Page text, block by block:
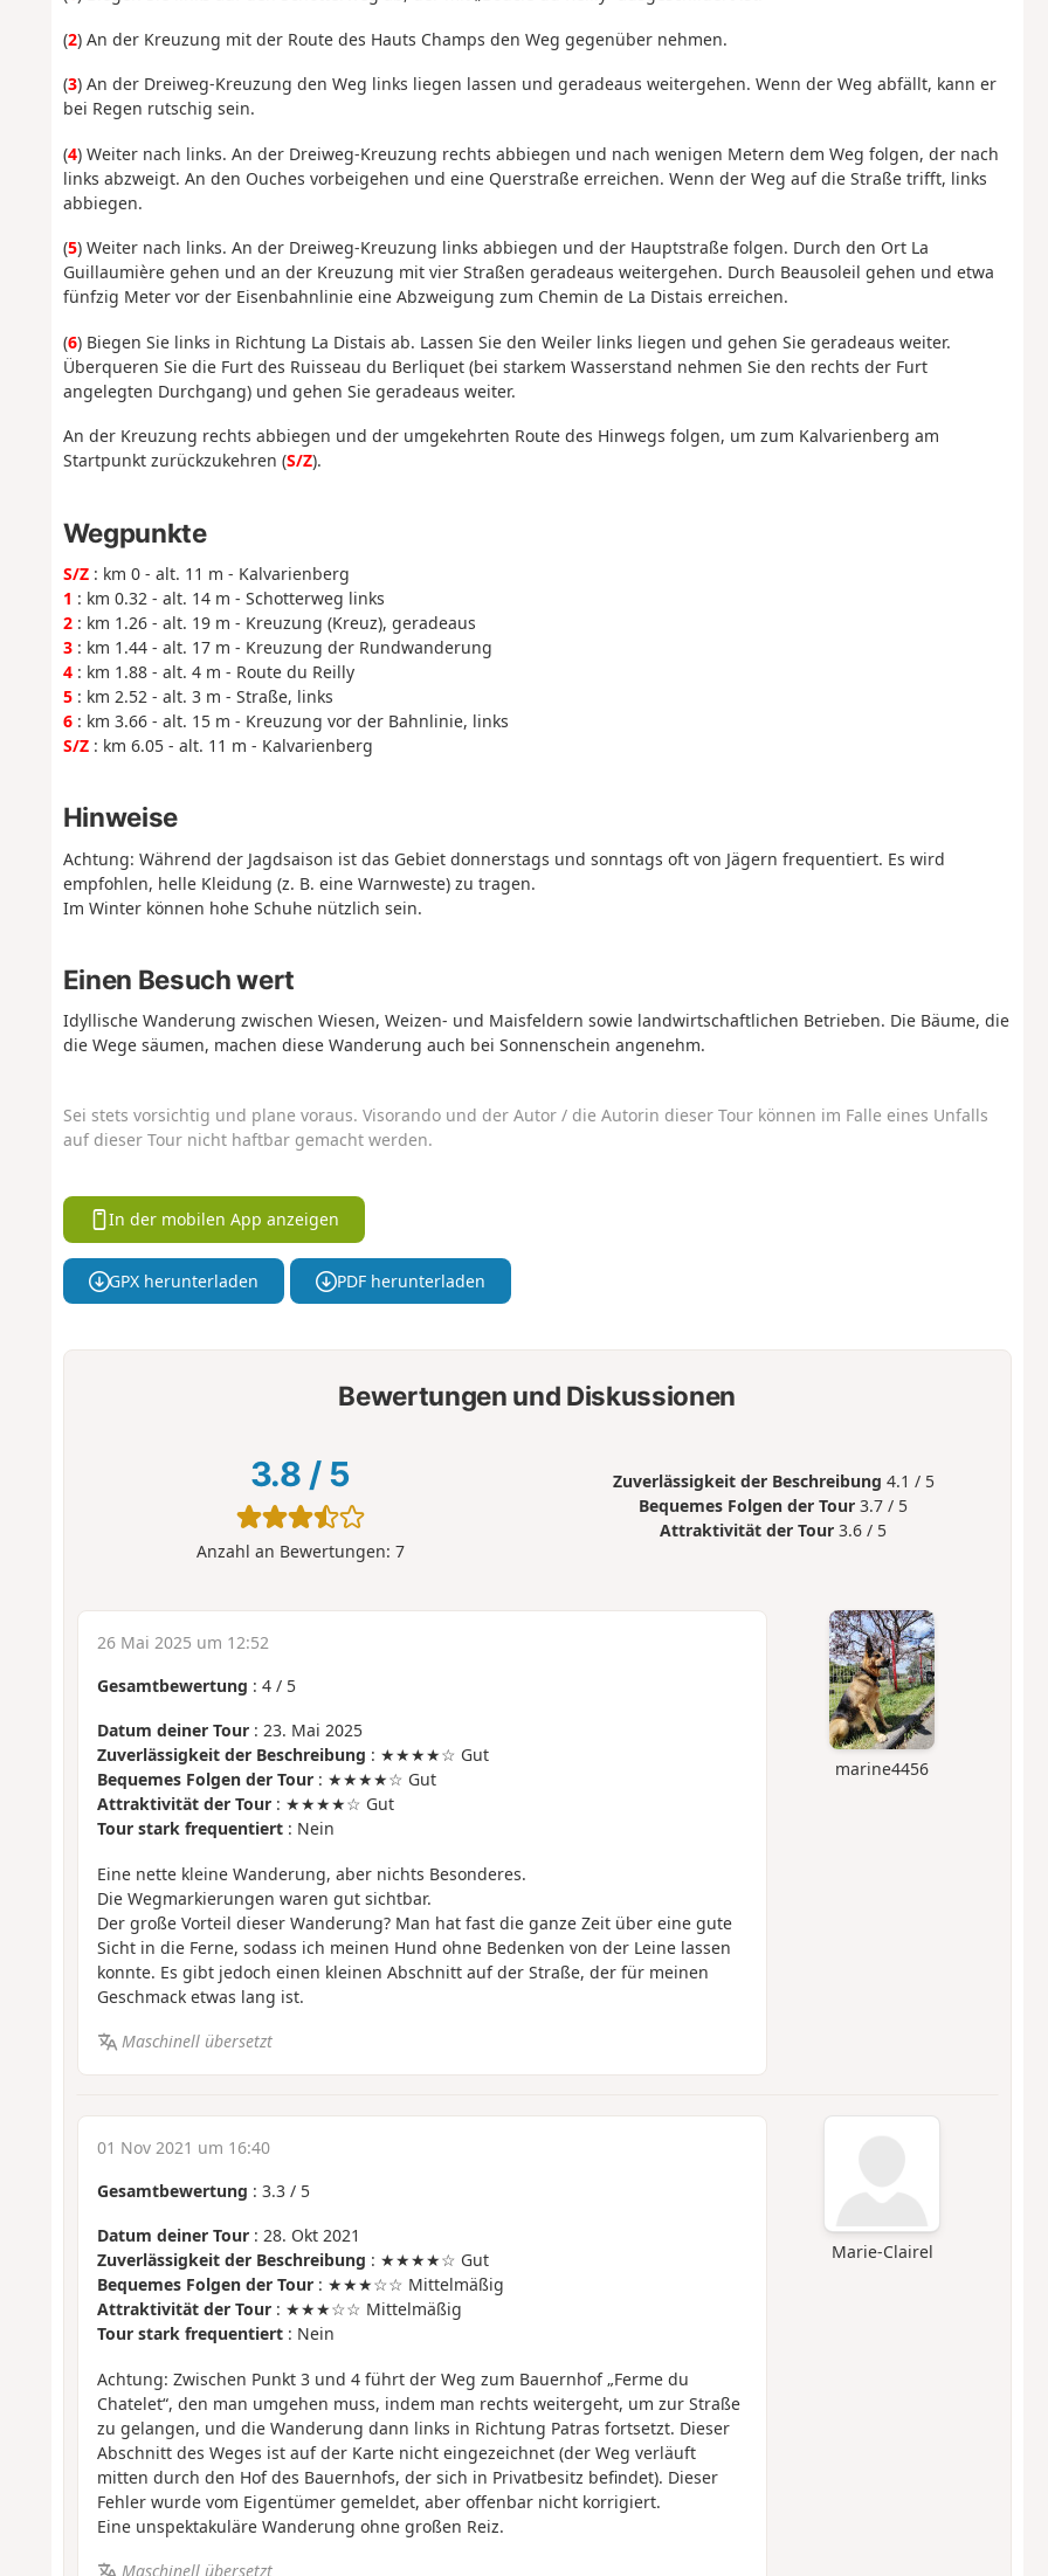
(2) An der Kreuzung mit der Route des Hauts Champs den Weg gegenüber nehmen.
(3) An der Dreiweg-Kreuzung den Weg links liegen lassen und geradeaus weitergehen. Wenn der Weg abfällt, kann er
bei Regen rutschig sein.
(4) Weiter nach links. An der Dreiweg-Kreuzung rechts abbiegen und nach wenigen Metern dem Weg folgen, der nach
links abzweigt. An den Ouches vorbeigehen und eine Querstraße erreichen. Wenn der Weg auf die Straße trifft, links
abbiegen.
(5) Weiter nach links. An der Dreiweg-Kreuzung links abbiegen und der Hauptstraße folgen. Durch den Ort La
Guillaumière gehen und an der Kreuzung mit vier Straßen geradeaus weitergehen. Durch Beausoleil gehen und etwa
fünfzig Meter vor der Eisenbahnlinie eine Abzweigung zum Chemin de La Distais erreichen.
(6) Biegen Sie links in Richtung La Distais ab. Lassen Sie den Weiler links liegen und gehen Sie geradeaus weiter.
Überqueren Sie die Furt des Ruisseau du Berliquet (bei starkem Wasserstand nehmen Sie den rechts der Furt
angelegten Durchgang) und gehen Sie geradeaus weiter.
An der Kreuzung rechts abbiegen und der umgekehrten Route des Hinwegs folgen, um zum Kalvarienberg am
Startpunkt zurückzukehren (S/Z).
Wegpunkte
S/Z: km 0 - alt. 11 m - Kalvarienberg
1 : km 0.32 - alt. 14 m - Schotterweg links
2: km 1.26 - alt. 19 m - Kreuzung (Kreuz), geradeaus
3: km 1.44 - alt. 17 m - Kreuzung der Rundwanderung
4: km 1.88 - alt. 4 m - Route du Reilly
5: km 2.52 - alt. 3 m - Straße, links
6: km 3.66 - alt. 15 m - Kreuzung vor der Bahnlinie, links
S/Z: km 6.05 - alt. 11 m - Kalvarienberg
Hinweise
Achtung: Während der Jagdsaison ist das Gebiet donnerstags und sonntags oft von Jägern frequentiert. Es wird
empfohlen, helle Kleidung (z. B. eine Warnweste) zu tragen.
Im Winter können hohe Schuhe nützlich sein.
Einen Besuch wert
Idyllische Wanderung zwischen Wiesen, Weizen- und Maisfeldern sowie landwirtschaftlichen Betrieben. Die Bäume, die
die Wege säumen, machen diese Wanderung auch bei Sonnenschein angenehm.
Sei stets vorsichtig und plane voraus. Visorando und der Autor / die Autorin dieser Tour können im Falle eines Unfalls
auf dieser Tour nicht haftbar gemacht werden.
In der mobilen App anzeigen
GPX herunterladen PDF herunterladen
Bewertungen und Diskussionen
3.8 / 5
Anzahl an Bewertungen: 7
Zuverlässigkeit der Beschreibung 4.1 / 5
Bequemes Folgen der Tour 3.7 / 5
Attraktivität der Tour 3.6 / 5
marine4456
26 Mai 2025 um 12:52
Gesamtbewertung : 4/ 5
Datum deiner Tour: 23. Mai 2025
Zuverlässigkeit der Beschreibung : ★★★★☆ Gut
Bequemes Folgen der Tour: ★★★★☆ Gut
Attraktivität der Tour: ★★★★☆ Gut
Tour stark frequentiert: Nein
Eine nette kleine Wanderung, aber nichts Besonderes.
Die Wegmarkierungen waren gut sichtbar.
Der große Vorteil dieser Wanderung? Man hat fast die ganze Zeit über eine gute
Sicht in die Ferne, sodass ich meinen Hund ohne Bedenken von der Leine lassen
konnte. Es gibt jedoch einen kleinen Abschnitt auf der Straße, der für meinen
Geschmack etwas lang ist.
Maschinell übersetzt
Marie-Clairel
01 Nov 2021 um 16:40
Gesamtbewertung : 3.3/ 5
Datum deiner Tour: 28. Okt 2021
Zuverlässigkeit der Beschreibung : ★★★★☆ Gut
Bequemes Folgen der Tour: ★★★☆☆ Mittelmäßig
Attraktivität der Tour: ★★★☆☆ Mittelmäßig
Tour stark frequentiert: Nein
Achtung: Zwischen Punkt 3 und 4 führt der Weg zum Bauernhof „Ferme du
Chatelet“, den man umgehen muss, indem man rechts weitergeht, um zur Straße
zu gelangen, und die Wanderung dann links in Richtung Patras fortsetzt. Dieser
Abschnitt des Weges ist auf der Karte nicht eingezeichnet (der Weg verläuft
mitten durch den Hof des Bauernhofs, der sich in Privatbesitz befindet). Dieser
Fehler wurde vom Eigentümer gemeldet, aber offenbar nicht korrigiert.
Eine unspektakuläre Wanderung ohne großen Reiz.
Maschinell übersetzt